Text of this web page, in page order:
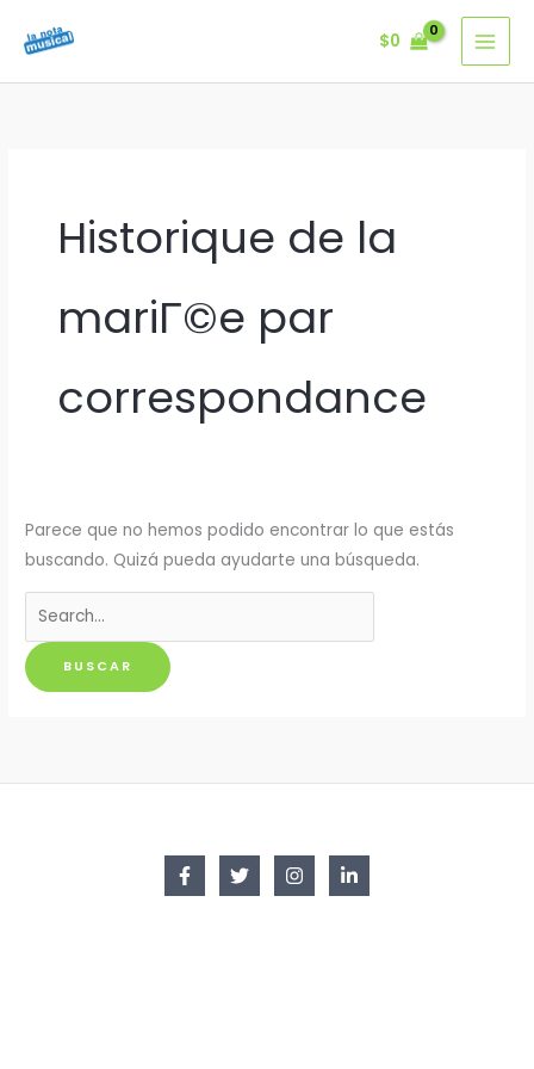
$0
Historique de la
mariГ©e par
correspondance
Parece que no hemos podido encontrar lo que estás
buscando. Quizá pueda ayudarte una búsqueda.
Buscar
por: